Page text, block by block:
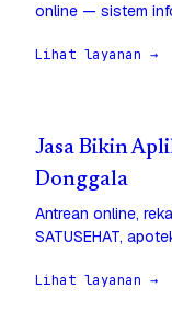
online — sistem
Lihat layanan →
Jasa Bikin
Donggala
Antrean online,
SATUSEHAT,
Lihat layanan →